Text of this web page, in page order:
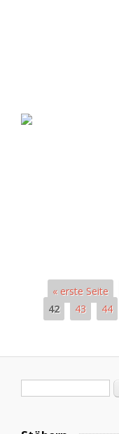
« erste Seite
42
43 44